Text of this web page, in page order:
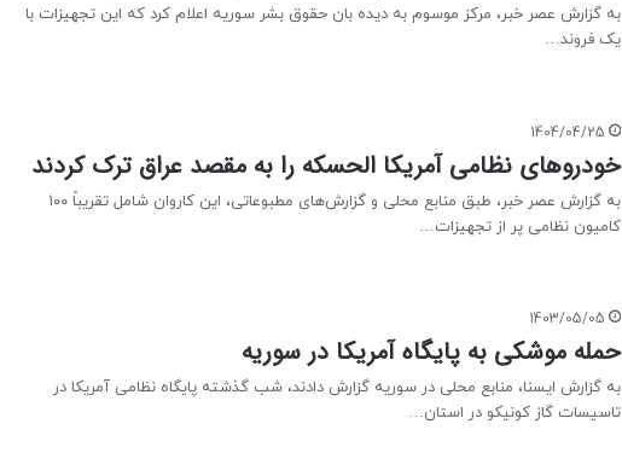
به گزارش عصر خبر، مرکز موسوم به دیده بان حقوق بشر سوریه اعلام کرد که این تجهیزات با
یک فروند…
1404/04/25
خودروهای نظامی آمریکا الحسکه را به مقصد عراق ترک کردند
به گزارش عصر خبر، طبق منابع محلی و گزارش‌های مطبوعاتی، این کاروان شامل تقریباً ۱۰۰
کامیون نظامی پر از تجهیزات…
1403/05/05
حمله موشکی به پایگاه آمریکا در سوریه
به گزارش ایسنا، منابع محلی در سوریه گزارش دادند، شب گذشته پایگاه نظامی آمریکا در
تاسیسات گاز کونیکو در استان…